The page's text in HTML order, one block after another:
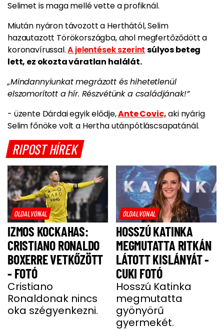
Selimet is maga mellé vette a profiknál.
Miután nyáron távozott a Herthától, Selim
hazautazott Törökországba, ahol megfertőződött a
koronavírussal.A jelentések szerint súlyos beteg
lett, ez okozta váratlan halálát.
„Mindannyiunkat megrázott és hihetetlenül
elszomorított a hír. Részvétünk a családjának!”
- üzente Dárdai egyik elődje,Ante Covic,aki nyárig
Selim főnöke volt a Hertha utánpótláscsapatánál.
RIPOST HÍREK
OLDALVONAL
IZMOS KOCKAHAS:
CRISTIANO RONALDO
BOXERRE VETKŐZÖTT
- FOTÓ
Cristiano
Ronaldonak nincs
oka szégyenkezni.
OLDALVONAL
HOSSZÚ KATINKA
MEGMUTATTA RITKÁN
LÁTOTT KISLÁNYÁT -
CUKI FOTÓ
Hosszú Katinka
megmutatta
gyönyörű
gyermekét.